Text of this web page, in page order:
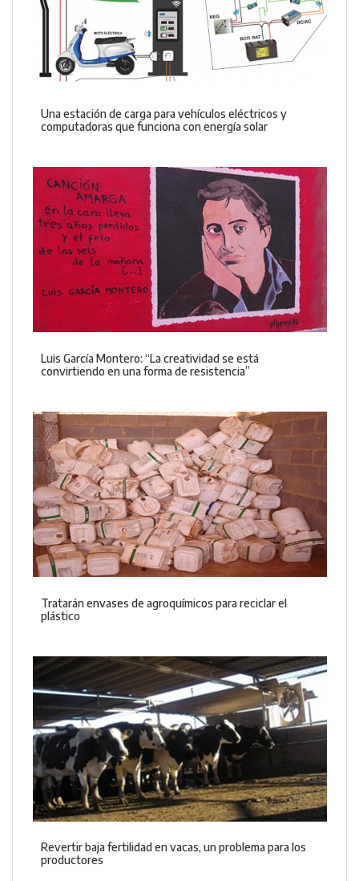
Una estación de carga para vehículos eléctricos y
computadoras que funciona con energía solar
Luis García Montero: “La creatividad se está
convirtiendo en una forma de resistencia”
Tratarán envases de agroquímicos para reciclar el
plástico
Revertir baja fertilidad en vacas, un problema para los
productores